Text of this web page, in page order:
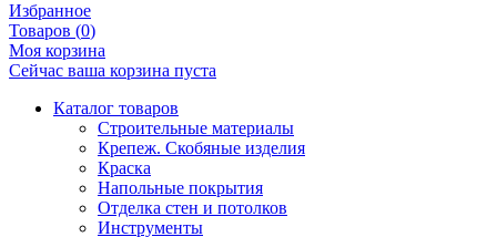
Избранное
Товаров (0)
Моя корзина
Сейчас ваша корзина пуста
Каталог товаров
Строительные материалы
Крепеж. Скобяные изделия
Краска
Напольные покрытия
Отделка стен и потолков
Инструменты